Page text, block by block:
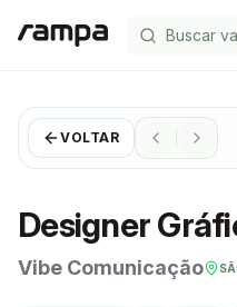
VOLTAR
Designer
Vibe Comunicação